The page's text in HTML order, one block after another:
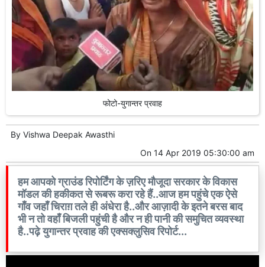
फोटो-युगान्तर प्रवाह
By Vishwa Deepak Awasthi
On 14 Apr 2019 05:30:00 am
हम आपको ग्राउंड रिपोर्टिंग के ज़रिए मौजूदा सरकार के विकास
मॉडल की हकीकत से रूबरू करा रहे हैं..आज हम पहुंचे एक ऐसे
गाँव जहाँ चिराग़ तले ही अंधेरा है..और आज़ादी के इतने बरस बाद
भी न तो वहाँ बिजली पहुंची है और न ही पानी की समुचित व्यवस्था
है..पढ़े युगान्तर प्रवाह की एक्सक्लुसिव रिपोर्ट...